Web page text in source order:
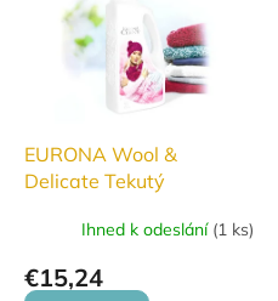
EURONA Wool &
Delicate Tekutý
jemné 1000ml
Ihned k odeslání (1 ks)
€15,24